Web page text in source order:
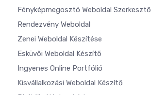
Fényképmegosztó Weboldal Szerkesztő
Rendezvény Weboldal
Zenei Weboldal Készítése
Esküvői Weboldal Készítő
Ingyenes Online Portfólió
Kisvállalkozási Weboldal Készítő